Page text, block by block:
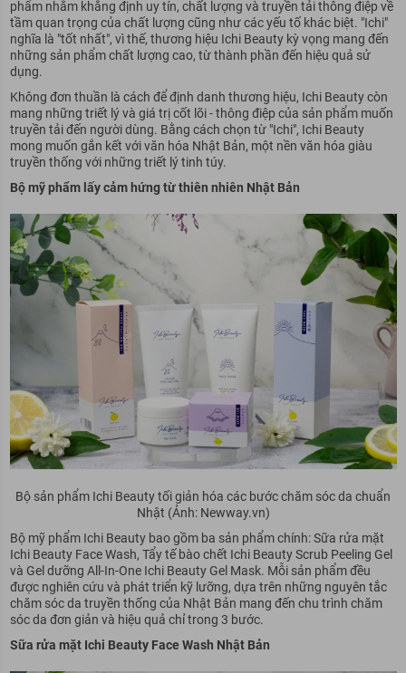
phẩm nhằm khẳng định uy tín, chất lượng và truyền tải thông điệp về
tầm quan trọng của chất lượng cũng như các yếu tố khác biệt. "Ichi"
nghĩa là "tốt nhất", vì thế, thương hiệu Ichi Beauty kỳ vọng mang đến
những sản phẩm chất lượng cao, từ thành phần đến hiệu quả sử
dụng.
Không đơn thuần là cách để định danh thương hiệu, Ichi Beauty còn
mang những triết lý và giá trị cốt lõi - thông điệp của sản phẩm muốn
truyền tải đến người dùng. Bằng cách chọn từ "Ichi", Ichi Beauty
mong muốn gắn kết với văn hóa Nhật Bản, một nền văn hóa giàu
truyền thống với những triết lý tinh túy.
Bộ mỹ phẩm lấy cảm hứng từ thiên nhiên Nhật Bản
Bộ sản phẩm Ichi Beauty tối giản hóa các bước chăm sóc da chuẩn
Nhật (Ảnh: Newway.vn)
Bộ mỹ phẩm Ichi Beauty bao gồm ba sản phẩm chính: Sữa rửa mặt
Ichi Beauty Face Wash, Tẩy tế bào chết Ichi Beauty Scrub Peeling Gel
và Gel dưỡng All-In-One Ichi Beauty Gel Mask. Mỗi sản phẩm đều
được nghiên cứu và phát triển kỹ lưỡng, dựa trên những nguyên tắc
chăm sóc da truyền thống của Nhật Bản mang đến chu trình chăm
sóc da đơn giản và hiệu quả chỉ trong 3 bước.
Sữa rửa mặt Ichi Beauty Face Wash Nhật Bản